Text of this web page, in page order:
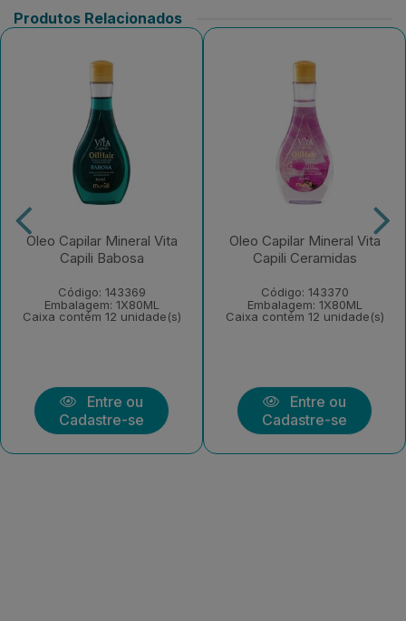
Produtos Relacionados
Oleo Capilar Mineral Vita
Capili Babosa
Código: 143369
Embalagem: 1X80ML
Caixa contém 12 unidade(s)
Entre ou
Cadastre-se
Oleo Capilar Mineral Vita
Capili Ceramidas
Código: 143370
Embalagem: 1X80ML
Caixa contém 12 unidade(s)
Entre ou
Cadastre-se